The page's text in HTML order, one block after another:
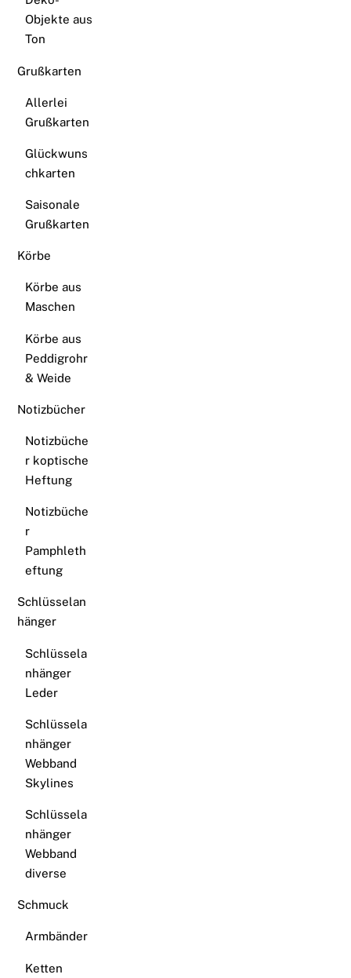
Objekte aus
Ton
Grußkarten
Allerlei
Grußkarten
Glückwuns
chkarten
Saisonale
Grußkarten
Körbe
Körbe aus
Maschen
Körbe aus
Peddigrohr
& Weide
Notizbücher
Notizbüche
r koptische
Heftung
Notizbüche
r
Pamphleth
eftung
Schlüsselan
hänger
Schlüssela
nhänger
Leder
Schlüssela
nhänger
Webband
Skylines
Schlüssela
nhänger
Webband
diverse
Schmuck
Armbänder
Ketten